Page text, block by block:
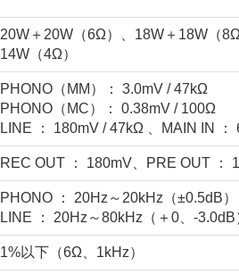
20W＋20W（6Ω）、18W＋18W（
14W（4Ω）
PHONO（MM）： 3.0mV / 47kΩ
PHONO（MC）： 0.38mV / 100Ω
LINE ： 180mV / 47kΩ 、MAIN IN ：
REC OUT ： 180mV、PRE OUT ：
PHONO ： 20Hz～20kHz（±0.5dB）
LINE ： 20Hz～80kHz（＋0、‐3.0dB
1%以下（6Ω、1kHz）